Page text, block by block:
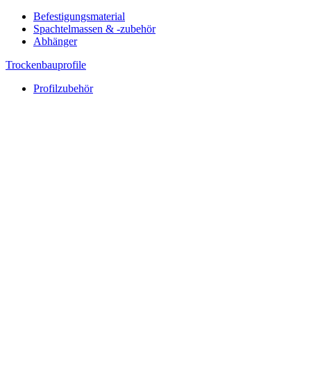
Befestigungsmaterial
Spachtelmassen & -zubehör
Abhänger
Trockenbauprofile
Profilzubehör